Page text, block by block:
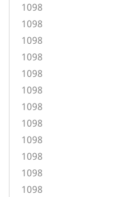
1098
1098
1098
1098
1098
1098
1098
1098
1098
1098
1098
1098